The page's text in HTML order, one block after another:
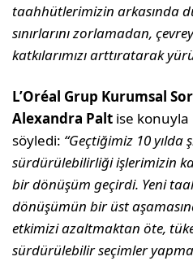
taahhütlerimizin arkasında
sınırlarını zorlamadan,
katkılarımızı arttıratarak
L’Oréal Grup Kurumsal
Alexandra Palt ise konuyla
söyledi: “Geçtiğimiz 10 yılda
sürdürülebilirliği işlerimizin
bir dönüşüm geçirdi. Yeni
dönüşümün bir üst
etkimizi azaltmaktan öte,
sürdürülebilir seçimler